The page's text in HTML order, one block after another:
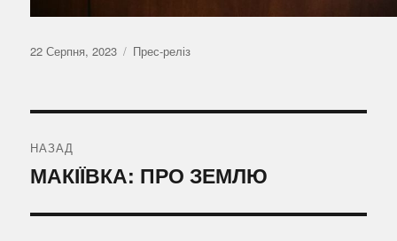
Оприлюднено
22 Серпня, 2023 Категорії
Прес-реліз
записів
НАЗАД
Попередній
запис:
МАКІЇВКА: ПРО ЗЕМЛЮ